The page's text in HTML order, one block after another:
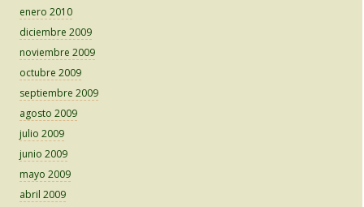
enero 2010
diciembre 2009
noviembre 2009
octubre 2009
septiembre 2009
agosto 2009
julio 2009
junio 2009
mayo 2009
abril 2009